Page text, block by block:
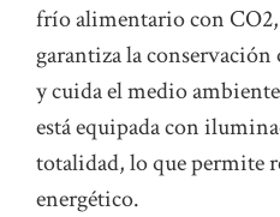
frío alimentario con
garantiza la
y cuida el medio
está equipada con
totalidad, lo que permite
energético.